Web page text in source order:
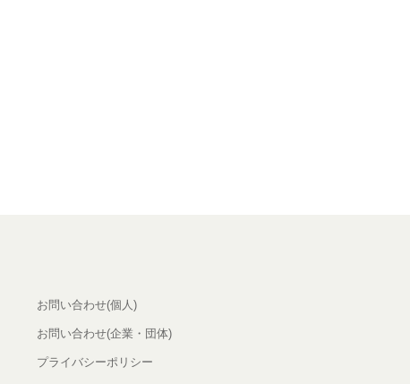
お問い合わせ(個人)
お問い合わせ(企業・団体)
プライバシーポリシー